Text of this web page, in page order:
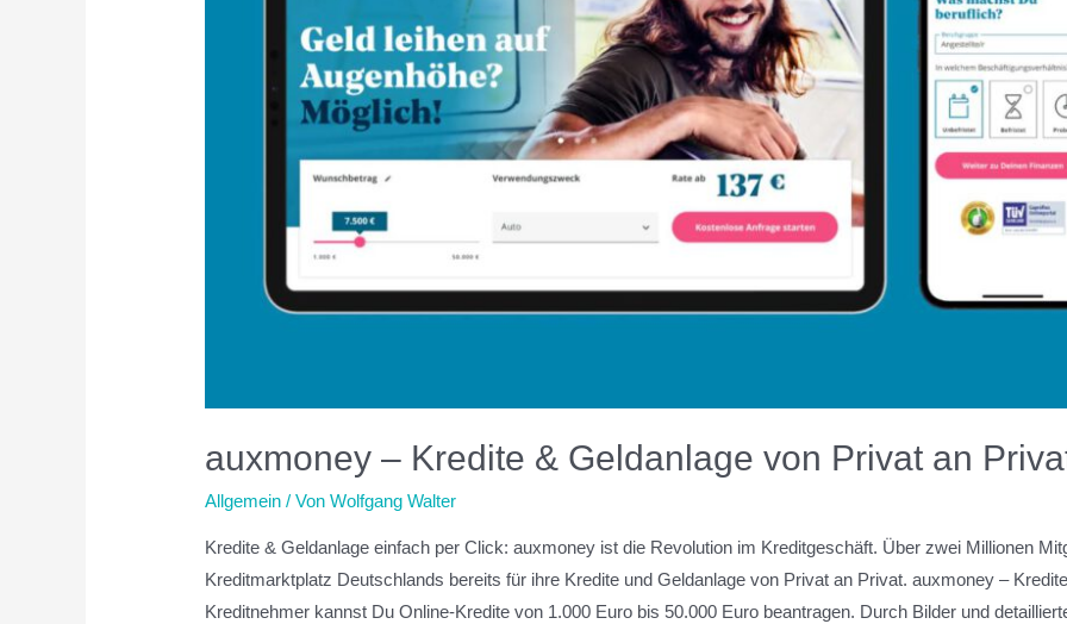
auxmoney – Kredite & Geldanlage von Privat an
Allgemein / VonWolfgang Walter
Kredite & Geldanlage einfach per Click: auxmoney ist die Revolution im Kreditgeschäft. Über zwei Millionen
Kreditmarktplatz Deutschlands bereits für ihre Kredite und Geldanlage von Privat an Privat. auxmoney –
Kreditnehmer kannst Du Online-Kredite von 1.000 Euro bis 50.000 Euro beantragen. Durch Bilder und